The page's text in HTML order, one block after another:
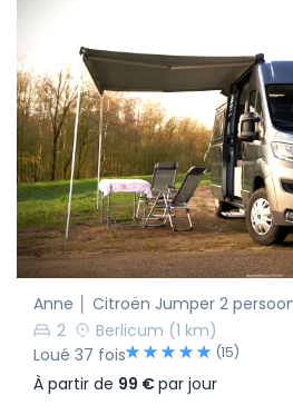
Anne │ Citroën Jumper 2
2
Berlicum (1 km)
Loué 37 fois
(15)
À partir de 99 €par jour